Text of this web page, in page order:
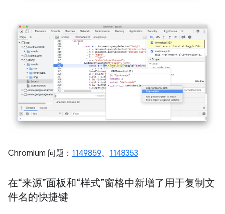
Chromium 问题： 1149859、 1148353
在“来源”面板和“样式”窗格中新增了用于复制文
件名的快捷键